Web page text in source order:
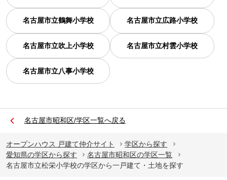
名古屋市立鶴舞小学校 名古屋市立広路小学校
名古屋市立吹上小学校 名古屋市立村雲小学校
名古屋市立八事小学校
名古屋市昭和区/学区一覧へ戻る
オープンハウス 戸建て仲介サイト
学区から探す
愛知県の学区から探す
名古屋市昭和区の学区一覧
名古屋市立松栄小学校の学区から一戸建て・土地を探す